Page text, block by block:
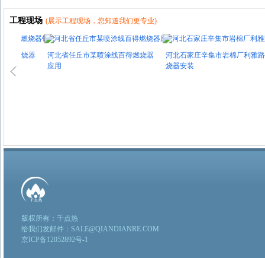
工程现场 (展示工程现场，您知道我们更专业)
河北省任丘市某喷涂线百得燃烧器
河北石家庄辛集市岩棉厂利雅路燃
烧器安装
版权所有：千点热
给我们发邮件：SALE@QIANDIANRE.COM
京ICP备12052892号-1